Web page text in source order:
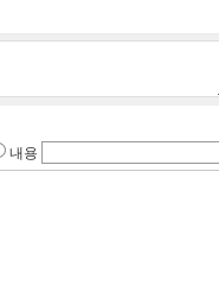
내용